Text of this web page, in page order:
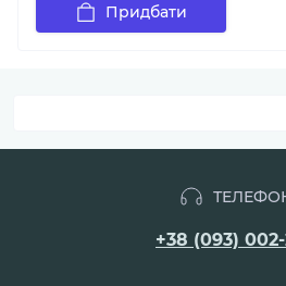
Придбати
+38 (093)